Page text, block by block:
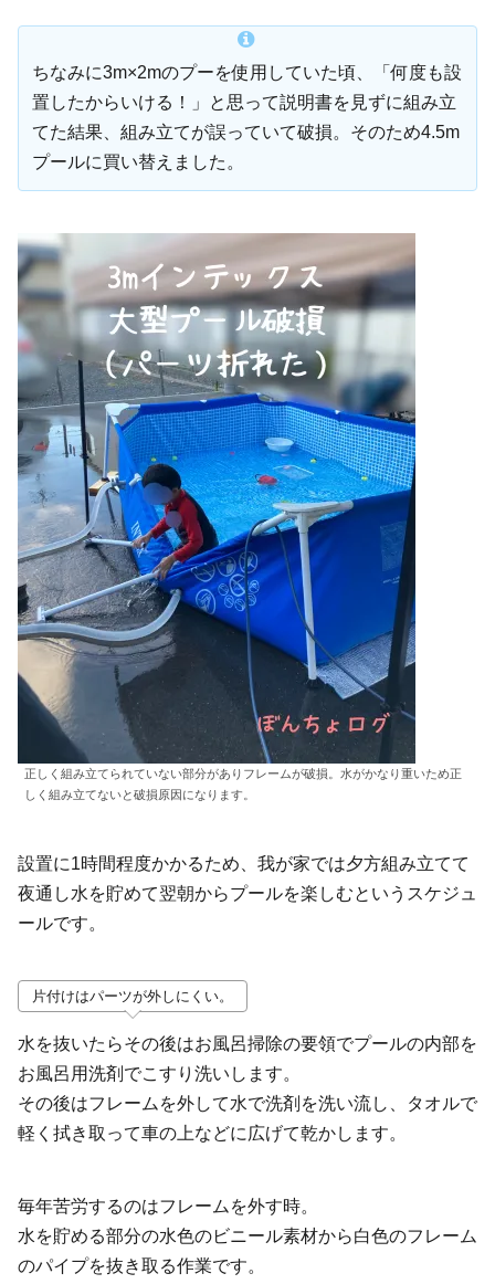
ちなみに3m×2mのプーを使用していた頃、「何度も設
置したからいける！」と思って説明書を見ずに組み立
てた結果、組み立てが誤っていて破損。そのため4.5m
プールに買い替えました。
正しく組み立てられていない部分がありフレームが破損。水がかなり重いため正
しく組み立てないと破損原因になります。
設置に1時間程度かかるため、我が家では夕方組み立てて
夜通し水を貯めて翌朝からプールを楽しむというスケジュ
ールです。
片付けはパーツが外しにくい。
水を抜いたらその後はお風呂掃除の要領でプールの内部を
お風呂用洗剤でこすり洗いします。
その後はフレームを外して水で洗剤を洗い流し、タオルで
軽く拭き取って車の上などに広げて乾かします。
毎年苦労するのはフレームを外す時。
水を貯める部分の水色のビニール素材から白色のフレーム
のパイプを抜き取る作業です。